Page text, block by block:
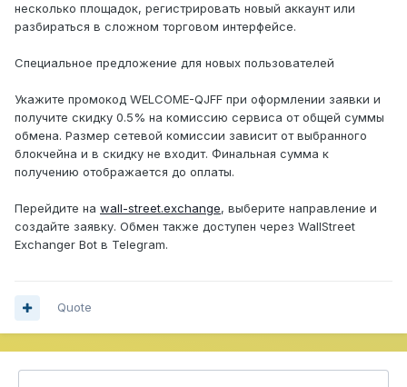
несколько площадок, регистрировать новый аккаунт или
разбираться в сложном торговом интерфейсе.
Специальное предложение для новых пользователей
Укажите промокод WELCOME-QJFF при оформлении заявки и
получите скидку 0.5% на комиссию сервиса от общей суммы
обмена. Размер сетевой комиссии зависит от выбранного
блокчейна и в скидку не входит. Финальная сумма к
получению отображается до оплаты.
Перейдите на wall-street.exchange, выберите направление и
создайте заявку. Обмен также доступен через WallStreet
Exchanger Bot в Telegram.
Quote